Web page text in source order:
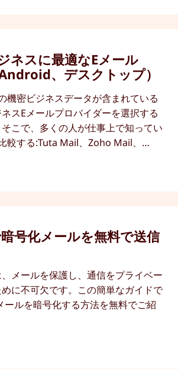
ネスに最適なEメール
、デスクトップ）
機密ビジネスデータが含まれている
スEメールプロバイダーを選択する
こで、多くの人が仕事上で知ってい
較する:Tuta Mail、Zoho Mail、
デスクトップ上であなたのビジネス
号化メールを無料で送信
メールを保護し、通信をプライベー
に不可欠です。この簡単なガイドで
ルを暗号化する方法を無料でご紹